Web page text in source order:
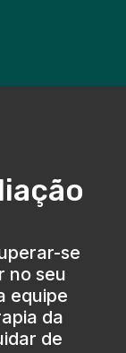
se
no seu
equipe
da
de